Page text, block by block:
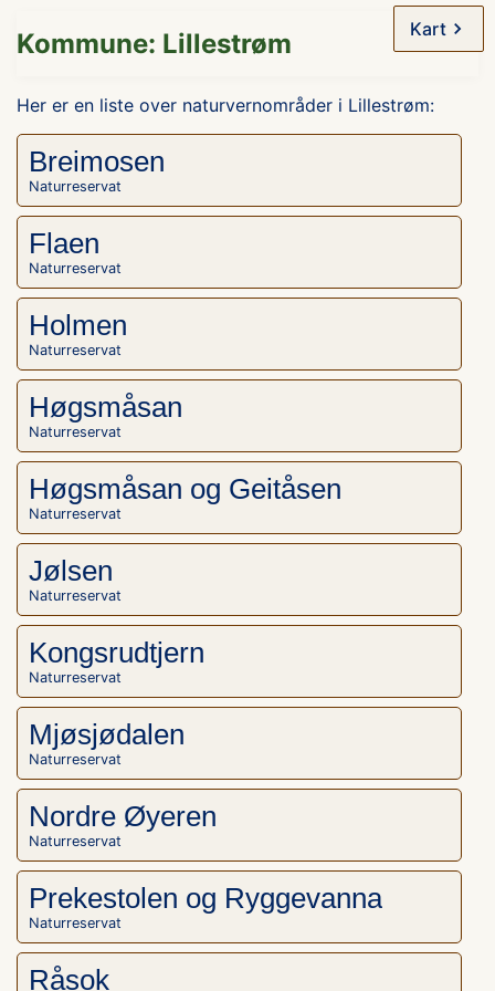
Kart
Kommune: Lillestrøm
Her er en liste over naturvernområder i Lillestrøm:
Breimosen
Naturreservat
Flaen
Naturreservat
Holmen
Naturreservat
Høgsmåsan
Naturreservat
Høgsmåsan og Geitåsen
Naturreservat
Jølsen
Naturreservat
Kongsrudtjern
Naturreservat
Mjøsjødalen
Naturreservat
Nordre Øyeren
Naturreservat
Prekestolen og Ryggevanna
Naturreservat
Råsok